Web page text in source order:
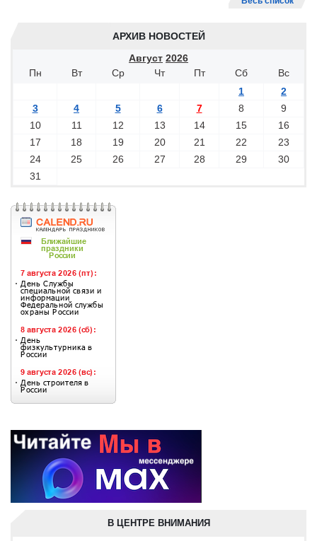
АРХИВ НОВОСТЕЙ
Август 2026
Пн
Вт Ср Чт Пт Сб
Вс
1
2
3
4 5 6 7 8
9
10
11 12 13 14 15
16
17
18 19 20 21 22
23
24
25 26 27 28 29
30
31
В ЦЕНТРЕ ВНИМАНИЯ